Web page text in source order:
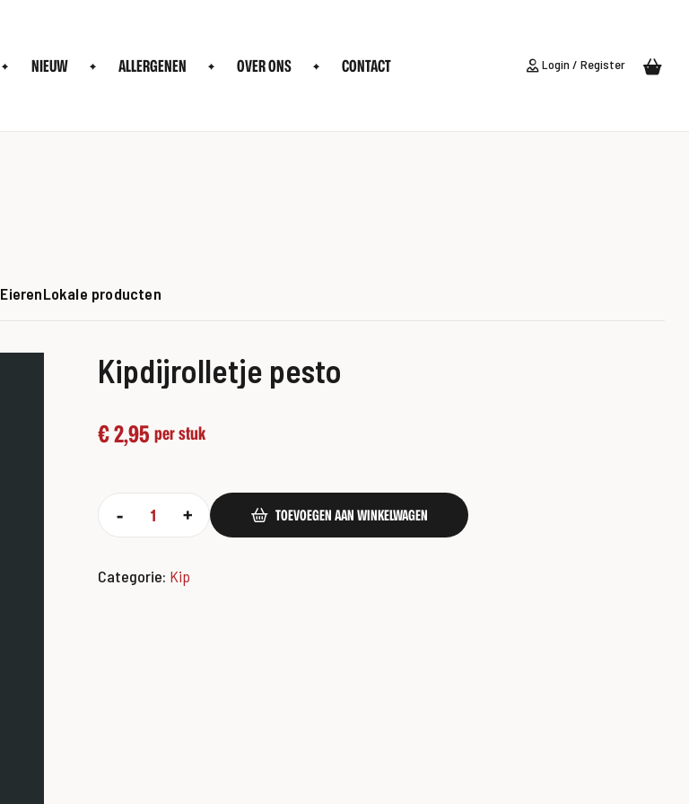
NIEUW ALLERGENEN OVER ONS CONTACT Login / Register
EierenLokale producten
Kipdijrolletje pesto
€2,95 per stuk
- + TOEVOEGEN AAN WINKELWAGEN
Categorie: Kip